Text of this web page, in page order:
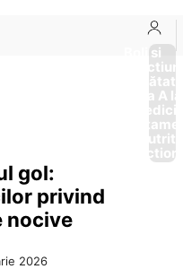
Boli si
Afectiuni
Sănătate
de la A
gol:
privind
nocive
2026